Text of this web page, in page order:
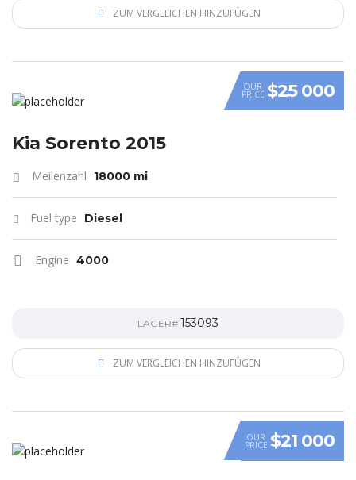
ZUM VERGLEICHEN HINZUFÜGEN
OUR
PRICE $25 000
Kia Sorento 2015
Meilenzahl 18000 mi
Fuel type Diesel
Engine 4000
LAGER# 153093
ZUM VERGLEICHEN HINZUFÜGEN
OUR
PRICE $21 000